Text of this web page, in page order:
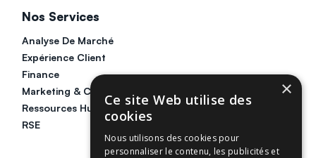
Nos Services
Analyse De Marché
Expérience Client
Finance
Marketing & Communication
Ressources Humaines
RSE
×
Ce site Web utilise des
cookies
Nous utilisons des cookies pour
personnaliser le contenu, les publicités et